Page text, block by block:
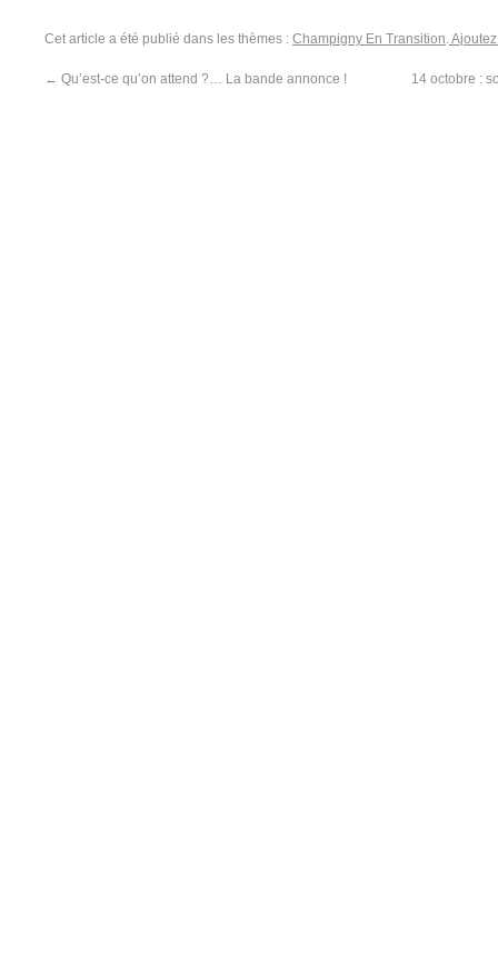
Cet article a été publié dans les thèmes : Champigny En Transition.
← Qu’est-ce qu’on attend ?… La bande annonce ! 14 octobre :